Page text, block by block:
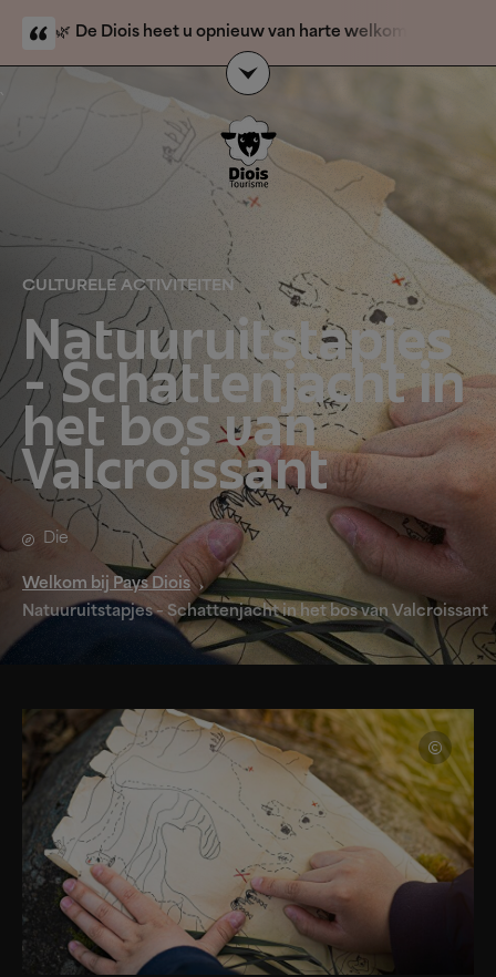
🌿 De Diois heet u opnieuw van harte welkom.
natuurbrand is voorbij en toeristische activiteiten zijn
weer geopend. Alleen de berggebieden Solaure,
Justin en l’Aup blijven gesloten voor het publiek.
gastvrouwen en gastherenvan de VVV-kantoren
staan voor u klaar om u veilig en zorgeloos wegwijs te
CULTURELE ACTIVITEITEN
Natuuruitstapjes
- Schattenjacht in
het bos van
Valcroissant
Die
Welkom bij Pays Diois
Natuuruitstapjes – Schattenjacht in het bos van Valcroissant